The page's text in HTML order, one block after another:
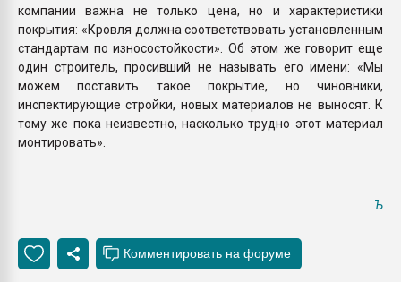
компании важна не только цена, но и характеристики
покрытия: «Кровля должна соответствовать установленным
стандартам по износостойкости». Об этом же говорит еще
один строитель, просивший не называть его имени: «Мы
можем поставить такое покрытие, но чиновники,
инспектирующие стройки, новых материалов не выносят. К
тому же пока неизвестно, насколько трудно этот материал
монтировать».
Ъ